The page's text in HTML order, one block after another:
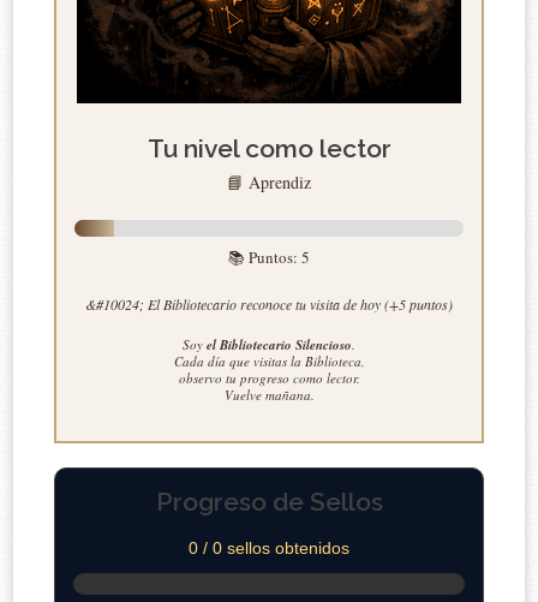
Tu nivel como lector
📘 Aprendiz
📚 Puntos: 5
&#10024; El Bibliotecario reconoce tu visita de hoy (+5 puntos)
Soy el Bibliotecario Silencioso
Cada día que visitas la Biblioteca,
observo tu progreso como lector.
Vuelve mañana.
Progreso de Sellos
0 / 0 sellos obtenidos